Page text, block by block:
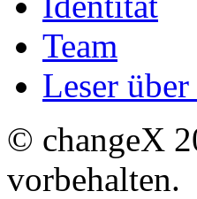
Team
Leser über
© changeX
vorbehalten.